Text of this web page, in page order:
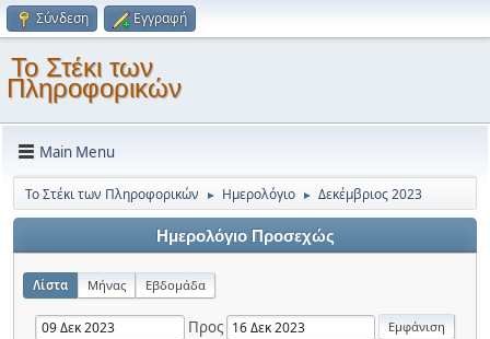
Σύνδεση Εγγραφή
Το Στέκι των
Πληροφορικών
Main Menu
Το Στέκι των Πληροφορικών ► Ημερολόγιο ► Δεκέμβριος 2023
Ημερολόγιο Προσεχώς
Λίστα Μήνας Εβδομάδα
Προς